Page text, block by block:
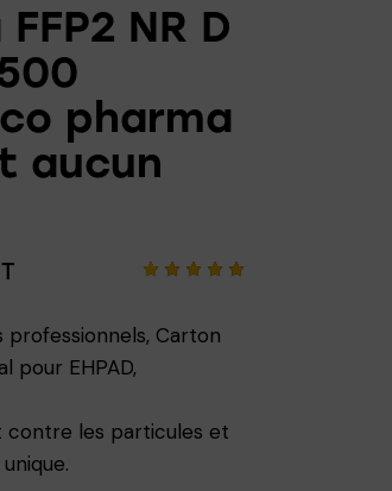
NR D
pharma
aucun
sur 5
basé
professionnels, Carton
pour EHPAD,
contre les particules et